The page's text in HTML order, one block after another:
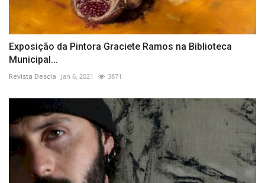
Exposição da Pintora Graciete Ramos na Biblioteca
Municipal...
Revista Descla Jan 6, 2021 3871